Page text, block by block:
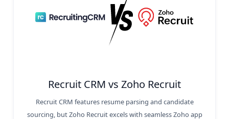
Recruit CRM vs Zoho Recruit
Recruit CRM features resume parsing and candidate
sourcing, but Zoho Recruit excels with seamless Zoho app